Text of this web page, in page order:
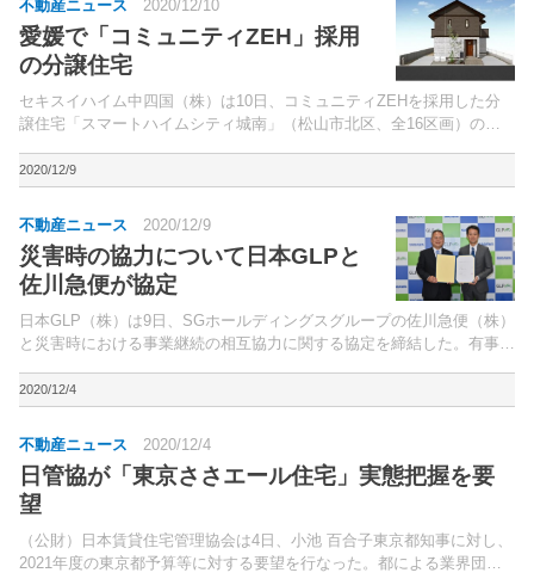
不動産ニュース 2020/12/10
愛媛で「コミュニティZEH」採用
の分譲住宅
セキスイハイム中四国（株）は10日、コミュニティZEHを採用した分
譲住宅「スマートハイムシティ城南」（松山市北区、全16区画）の販
2020/12/9
不動産ニュース 2020/12/9
災害時の協力について日本GLPと
佐川急便が協定
日本GLP（株）は9日、SGホールディングスグループの佐川急便（株）
と災害時における事業継続の相互協力に関する協定を締結した。有事の
と共に、佐川急便は、災害物資拠点の物流業務と輸...
2020/12/4
不動産ニュース 2020/12/4
日管協が「東京ささエール住宅」実態把握を要
望
（公財）日本賃貸住宅管理協会は4日、小池 百合子東京都知事に対し、
2021年度の東京都予算等に対する要望を行なった。都による業界団体